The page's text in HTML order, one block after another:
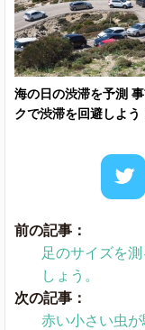
海の日の渋滞を予測
クで渋滞を回避しよう
前の記事：
足のサイズを
しょう。
次の記事：
赤い小さい虫